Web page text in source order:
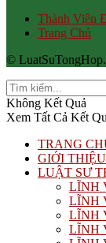
Thành Viên
Trang Chủ
©
Không Kết Quả
Xem Tất Cả Kết
TRANG
GIỚI THIỆU
LUẬT SƯ
LĨNH
LĨNH
LĨNH
LĨNH